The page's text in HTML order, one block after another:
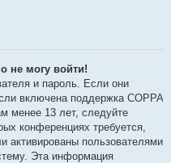
не могу войти!
и пароль. Если они
включена поддержка COPPA
менее 13 лет, следуйте
конференциях требуется,
активированы пользователями
Эта информация